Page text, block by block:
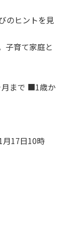
のヒントを見
子育て家庭と
まで ■1歳か
月17日10時